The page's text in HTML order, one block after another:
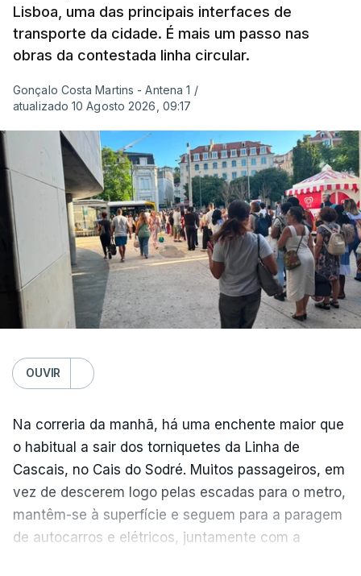
Copernicus, o sistema de Observação da Terra
do programa espacial da União Europeia.
no Centro Europeu de Previsões Meteorológicas de
terceiro mês consecutivo de calor excecional na
Europa Ocidental, elevando a temperatura
combinada de junho e julho a um novo recorde
para a região”.
Lisboa, uma das principais interfaces de
transporte da cidade. É mais um passo nas
obras da contestada linha circular.
Gonçalo Costa Martins - Antena 1 /
atualizado 10 Agosto 2026, 09:17
OUVIR
Na correria da manhã, há uma enchente maior que
o habitual a sair dos torniquetes da Linha de
Cascais, no Cais do Sodré. Muitos passageiros, em
vez de descerem logo pelas escadas para o metro,
mantêm-se à superfície e seguem para a paragem
de autocarros e elétricos, juntamente com a